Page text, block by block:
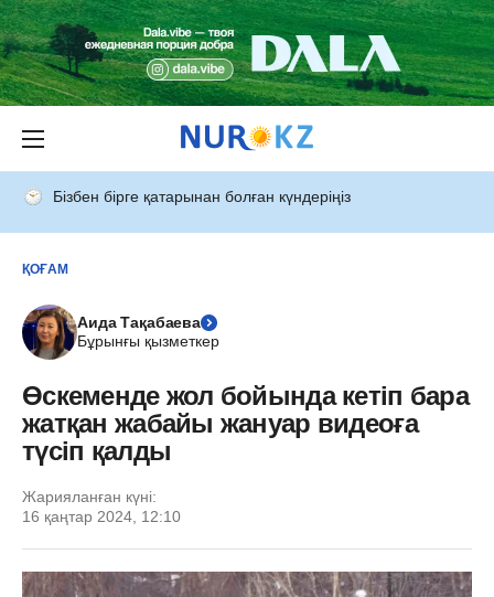
Бізбен бірге қатарынан болған күндеріңіз
ҚОҒАМ
Аида Тақабаева
Бұрынғы қызметкер
Өскеменде жол бойында кетіп бара
жатқан жабайы жануар видеоға
түсіп қалды
Жарияланған күні:
16 қаңтар 2024, 12:10